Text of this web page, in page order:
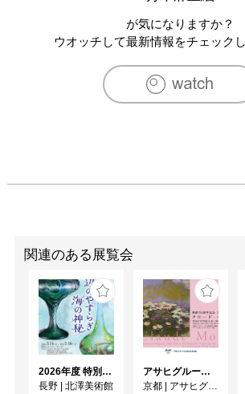
2007　「制作展」 京都市立芸術大学 京都
2007　「皐月の荘厳」 京都芸術センター
2007　「たからものの じょうおうさま」
2007　「small-ness」むろまち美術館 京
2007　「よろこびごと」 Doji gallery 京都
2008　「gadget」 京都芸術センター 京
京
2010　「OPEN STUDIO」 豆ハウス 京都
2010　「きょうせい」 @KCUA 京都
2011　「ART MARKET」 CAP STUDIO
2011　「Photograph –アーティストの見
STUDIO Y3 神戸
が気になりますか？
ウオッチして最新情報をチェック
関連のある展覧会
2026年度 特別展「ガレとドーム、アール･ヌーヴォーのガラス 水辺のやすらぎ、海の神秘」
長野 | 北澤美術館
アサヒグループ大山崎山荘美術館 開館30周年記念展「没後100年 クロード・モネ」
京都 | アサヒグループ大山崎山荘美術館